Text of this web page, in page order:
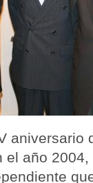
aniversario
el año